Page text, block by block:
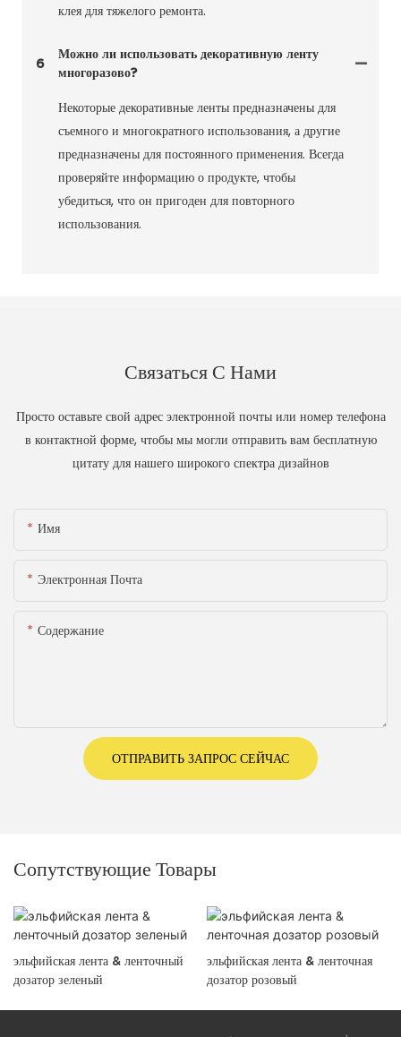
клея для тяжелого ремонта.
6
Можно ли использовать декоративную ленту
многоразово?
Некоторые декоративные ленты предназначены для
съемного и многократного использования, а другие
предназначены для постоянного применения. Всегда
проверяйте информацию о продукте, чтобы
убедиться, что он пригоден для повторного
использования.
Связаться С Нами
Просто оставьте свой адрес электронной почты или номер телефона
в контактной форме, чтобы мы могли отправить вам бесплатную
цитату для нашего широкого спектра дизайнов
Имя
Электронная Почта
Содержание
ОТПРАВИТЬ ЗАПРОС СЕЙЧАС
Сопутствующие Товары
эльфийская лента & ленточный
дозатор зеленый
эльфийская лента & ленточная
дозатор розовый